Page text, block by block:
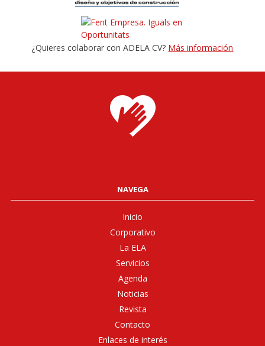
¿Quieres colaborar con ADELA CV? Más información
NAVEGA
Inicio
Corporativo
La ELA
Servicios
Agenda
Noticias
Revista
Contacto
Enlaces de interés